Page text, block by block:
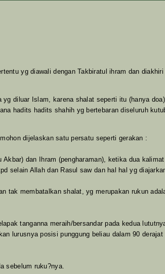
yg diawali dengan Takbiratul ihram dan
diluar Islam, karena shalat seperti itu (hanya
hadits hadits shahih yg bertebaran diseluruh
dijelaskan satu persatu seperti gerakan :
dan Ihram (pengharaman), ketika dua
selain Allah dan Rasul saw dan hal hal yg
tak membatalkan shalat, yg merupakan rukun
tanganna meraih/bersandar pada kedua
lurusnya posisi punggung beliau dalam 90 derajat
sebelum ruku?nya.